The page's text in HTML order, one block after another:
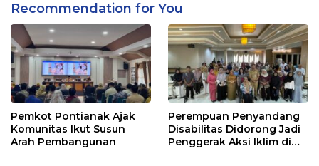
Recommendation for You
Pemkot Pontianak Ajak
Komunitas Ikut Susun
Arah Pembangunan
Perempuan Penyandang
Disabilitas Didorong Jadi
Penggerak Aksi Iklim di